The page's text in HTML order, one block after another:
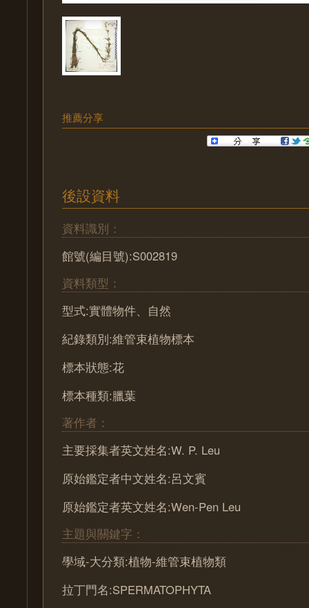
推薦分享
後設資料
資料識別：
館號(編目號):S002819
資料類型：
型式:實體物件、自然
紀錄類別:維管束植物標本
標本狀態:花
標本種類:臘葉
著作者：
主要採集者英文姓名:W. P. Leu
原始鑑定者中文姓名:呂文賓
原始鑑定者英文姓名:Wen-Pen Leu
主題與關鍵字：
學域-大分類:植物-維管束植物類
拉丁門名:SPERMATOPHYTA